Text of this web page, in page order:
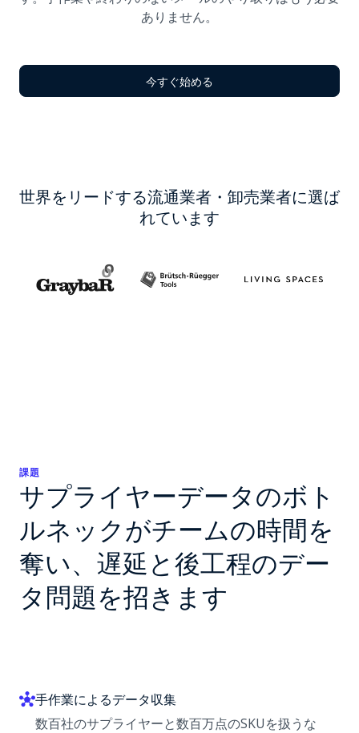
ありません。
今すぐ始める
世界をリードする流通業者・卸売業者に選ば
れています
課題
サプライヤーデータのボト
ルネックがチームの時間を
奪い、遅延と後工程のデー
タ問題を招きます
手作業によるデータ収集
数百社のサプライヤーと数百万点のSKUを扱うな